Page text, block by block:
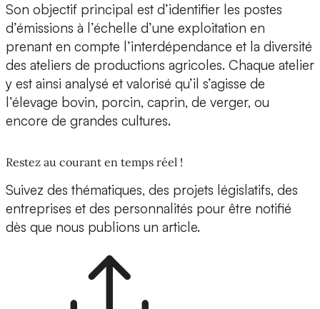
Son objectif principal est d’identifier les postes
d’émissions à l’échelle d’une exploitation en
prenant en compte l’interdépendance et la diversité
des ateliers de productions agricoles. Chaque atelier
y est ainsi analysé et valorisé qu’il s’agisse de
l’élevage bovin, porcin, caprin, de verger, ou
encore de grandes cultures.
Restez au courant en temps réel !
Suivez des thématiques, des projets législatifs, des
entreprises et des personnalités pour être notifié
dès que nous publions un article.